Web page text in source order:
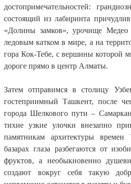
достопримечательностей:
состоящий из лабиринта
«Долины замков», урочище
ледовым катком в мире, а на
гора Кок-Тебе, с вершины которой
дороге прямо в центр Алматы.
Затем отправимся в столицу
гостеприимный Ташкент, после
города Шелкового пути –
тихие узкие улочки внезапно
памятникам архитектуры
базарах глаза разбегаются от
фруктов, а необыкновенно
создают вокруг себя такую